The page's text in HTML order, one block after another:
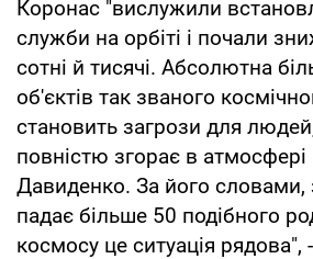
Коронас "вислужили
служби на орбіті і почали
сотні й тисячі. Абсолютна
об'єктів так званого
становить загрози для
повністю згорає в атмосфері
Давиденко. За його словами,
падає більше 50 подібного
космосу це ситуація рядова",